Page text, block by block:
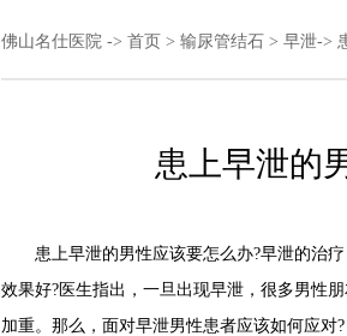
佛山名仕医院 -> 首页 > 输尿管结石 > 早泄->
患上早泄的
患上早泄的男性应该要怎么办?早泄的治疗
效果好?医生指出，一旦出现早泄，很多男性
加重。那么，面对早泄男性患者应该如何应对?